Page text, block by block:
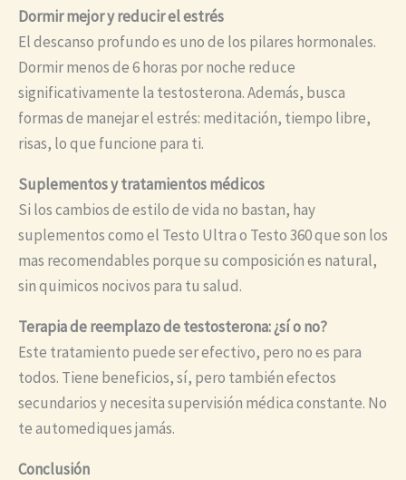
Dormir mejor y reducir el estrés
El descanso profundo es uno de los pilares hormonales.
Dormir menos de 6 horas por noche reduce
significativamente la testosterona. Además, busca
formas de manejar el estrés: meditación, tiempo libre,
risas, lo que funcione para ti.
Suplementos y tratamientos médicos
Si los cambios de estilo de vida no bastan, hay
suplementos como el Testo Ultra o Testo 360 que son los
mas recomendables porque su composición es natural,
sin quimicos nocivos para tu salud.
Terapia de reemplazo de testosterona: ¿sí o no?
Este tratamiento puede ser efectivo, pero no es para
todos. Tiene beneficios, sí, pero también efectos
secundarios y necesita supervisión médica constante. No
te automediques jamás.
Conclusión